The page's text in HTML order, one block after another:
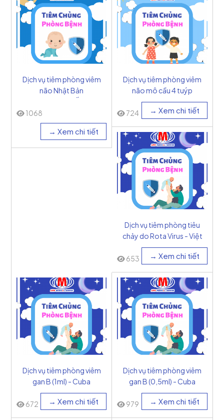
Dịch vụ tiêm phòng viêm
não Nhật Bản
1068
→ Xem chi tiết
Dịch vụ tiêm phòng viêm
não mô cầu 4 tuýp
A,C,Y,W - Mỹ
724
→ Xem chi tiết
Dịch vụ tiêm phòng tiêu
chảy do Rota Virus - Việt
Nam
653
→ Xem chi tiết
Dịch vụ tiêm phòng viêm
gan B (1ml) - Cuba
672 → Xem chi tiết
Dịch vụ tiêm phòng viêm
gan B (0,5ml) - Cuba
979 → Xem chi tiết